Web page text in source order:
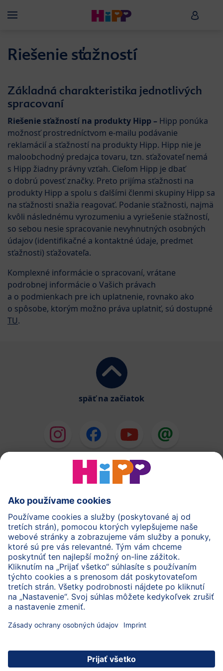
Menü HiPP
Riešenie sťažností
Základná charakteristika jednotlivých
spracovaní
Riešenie sťažností na produkty Hipp – Hipp ponúka
možnosť prostredníctvom e-mailu podávanie
reklamácií a sťažností na produkty Hipp. Hipp nie je
maloobchodný predajca tovaru, tzn. sťažovateľ nemá
s Hipp žiadny právny vzťah. Cieľom Hipp je dbať
o dobrú povesť značky. Preto prijíma sťažnosti na
produkty Hipp a spolu s ďalšími členmi skupiny Hipp sa
na sťažnosti snažia reagovať. Podanie sťažnosti, najmä
kvôli následnému vyrozumeniu a vyriešenie sťažností,
so sebou nesie spracovanie nevyhnutných osobných
údajov (identifikačné a kontaktné údaje, predmet
sťažnosti) sťažovateľa.
Komplexné informácie o spracovaní, vrátane
podrobnej informácie o Vašich právach
a o podmienkach pre ich uplatnenie, rovnako ako
o spôsobe, ktorým možno práva uplatniť, sú dostupné
TU.
späť na začiatok
HiPP Mlieka
HiPP Príkrmy
HiPP Tehotenstvo
Ochrana osobných údajov
Cookies a pravidlá používania webovej stránky
Imprint
O spoločnosti HiPP Kontakt